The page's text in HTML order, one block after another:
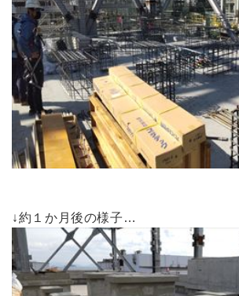
↓約１か月後の様子…